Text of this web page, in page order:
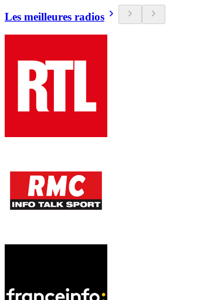
Les meilleures radios